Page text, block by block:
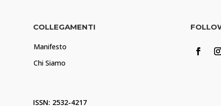
COLLEGAMENTI
Manifesto
Chi Siamo
ISSN: 2532-4217